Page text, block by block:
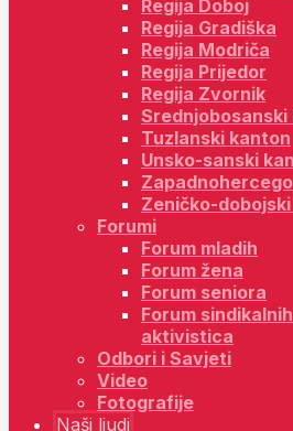
Regija Doboj
Regija Gradiška
Regija Modriča
Regija Prijedor
Regija Zvornik
Srednjobosanski
Tuzlanski kanton
Unsko-sanski
Zeničko-
Forumi
Forum mladih
Forum žena
Forum seniora
Forum
aktivistica
Odbori i Savjeti
Video
Fotografije
Naši ljudi